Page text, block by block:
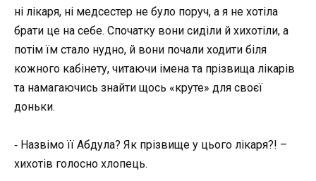
ні лікаря, ні медсестер не було поруч, а я не хотіла
брати це на себе. Спочатку вони сиділи й хихотіли, а
потім їм стало нудно, й вони почали ходити біля
кожного кабінету, читаючи імена та прізвища лікарів
та намагаючись знайти щось «круте» для своєї
доньки.
⁃ Назвімо її Абдула? Як прізвище у цього лікаря?! –
хихотів голосно хлопець.